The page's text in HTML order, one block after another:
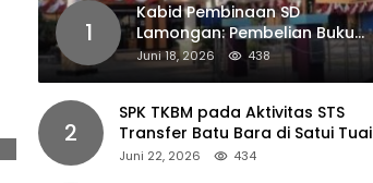
1
Kabid Pembinaan SD
Lamongan: Pembelian Buku
Pendamping Tidak Boleh
Dipaksakan
Juni 18, 2026 438
2
SPK TKBM pada Aktivitas STS
Transfer Batu Bara di Satui Tuai
Sorotan
Juni 22, 2026 434